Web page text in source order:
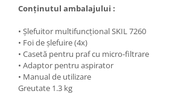
Suflante aer cald si aspiratoare
Îmbrăcăminte
Articole de ploaie
Combinezoane
Jachete
Conţinutul ambalajului :
• Şlefuitor multifuncţional SKIL 7260
• Foi de şlefuire (4x)
• Casetă pentru praf cu micro-filtrare
• Adaptor pentru aspirator
• Manual de utilizare
Greutate 1.3 kg